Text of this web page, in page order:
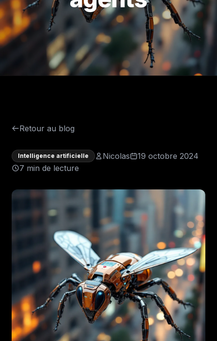
Retour au blog
Intelligence artificielle Nicolas
19 octobre 2024
7 min de lecture